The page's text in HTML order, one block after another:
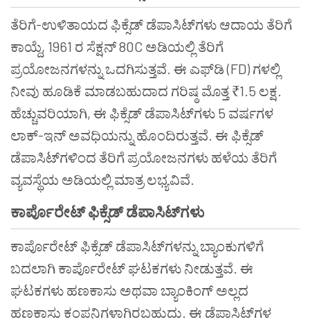
ತೆರಿಗೆ-ಉಳಿತಾಯದ ಫಿಕ್ಸೆಡ್ ಡೆಪಾಸಿಟ್‌ಗಳು ಆದಾಯ ತೆರಿಗೆ
ಕಾಯ್ದೆ, 1961 ರ ಸೆಕ್ಷನ್ 80C ಅಡಿಯಲ್ಲಿ ತೆರಿಗೆ
ಪ್ರಯೋಜನಗಳನ್ನು ಒದಗಿಸುತ್ತವೆ. ಈ ಎಫ್‌ಡಿ (FD) ಗಳಲ್ಲಿ
ನೀವು ಹೂಡಿಕೆ ಮಾಡಬಹುದಾದ ಗರಿಷ್ಠ ಮೊತ್ತ ₹1.5 ಲಕ್ಷ.
ಹೆಚ್ಚುವರಿಯಾಗಿ, ಈ ಫಿಕ್ಸೆಡ್ ಡೆಪಾಸಿಟ್‌ಗಳು 5 ವರ್ಷಗಳ
ಲಾಕ್-ಇನ್ ಅವಧಿಯನ್ನು ಹೊಂದಿರುತ್ತವೆ. ಈ ಫಿಕ್ಸೆಡ್
ಡೆಪಾಸಿಟ್‌ಗಳಿಂದ ತೆರಿಗೆ ಪ್ರಯೋಜನಗಳು ಹಳೆಯ ತೆರಿಗೆ
ವ್ಯವಸ್ಥೆಯ ಅಡಿಯಲ್ಲಿ ಮಾತ್ರ ಲಭ್ಯವಿವೆ.
ಕಾರ್ಪೊರೇಟ್ ಫಿಕ್ಸೆಡ್ ಡೆಪಾಸಿಟ್‌ಗಳು
ಕಾರ್ಪೊರೇಟ್ ಫಿಕ್ಸೆಡ್ ಡೆಪಾಸಿಟ್‌ಗಳನ್ನು ಬ್ಯಾಂಕುಗಳಿಗೆ
ಬದಲಾಗಿ ಕಾರ್ಪೊರೇಟ್ ಘಟಕಗಳು ನೀಡುತ್ತವೆ. ಈ
ಘಟಕಗಳು ಹಣಕಾಸು ಅಥವಾ ಬ್ಯಾಂಕಿಂಗ್ ಅಲ್ಲದ
ಹಣಕಾಸು ಕಂಪನಿಗಳಾಗಿರಬಹುದು. ಈ ಡೆಪಾಸಿಟ್‌ಗಳ